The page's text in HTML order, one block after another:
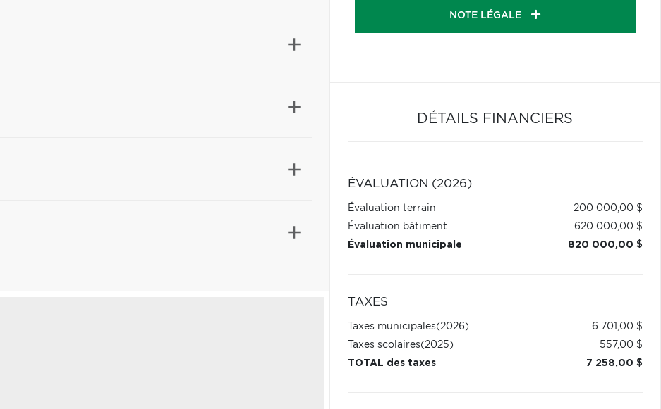
NOTE LÉGALE
DÉTAILS FINANCIERS
ÉVALUATION (2026)
Évaluation terrain
200 000,00 $
Évaluation bâtiment
620 000,00 $
Évaluation municipale
820 000,00 $
TAXES
Taxes municipales(2026)
6 701,00 $
Taxes scolaires(2025)
557,00 $
TOTAL des taxes
7 258,00 $